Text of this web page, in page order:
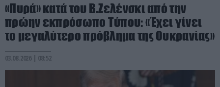
«Πυρά» κατά του Β.Ζελένσκι από την
πρώην εκπρόσωπο Τύπου: «Έχει γίνει
το μεγαλύτερο πρόβλημα της Ουκρανίας»
03.08.2026 | 08:52